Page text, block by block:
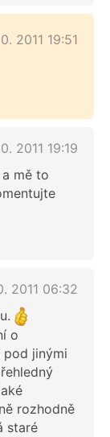
2011 19:51
2011 19:19
mě to
2011 06:32
o
pod jinými
rozhodně
staré